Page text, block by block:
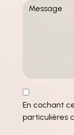
En cochant
particulières